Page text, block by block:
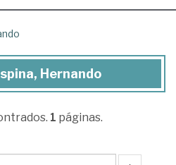
Hernando
1 páginas.